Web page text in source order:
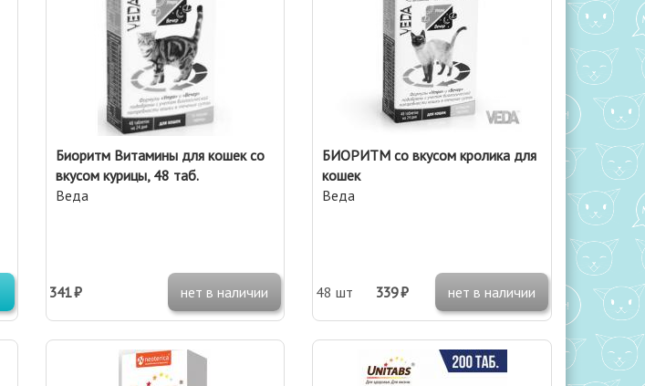
Биоритм Витамины для кошек со
вкусом курицы, 48 таб.
Веда
341 ₽ нет в наличии
БИОРИТМ со вкусом кролика для
кошек
Веда
48 шт 339 ₽ нет в наличии